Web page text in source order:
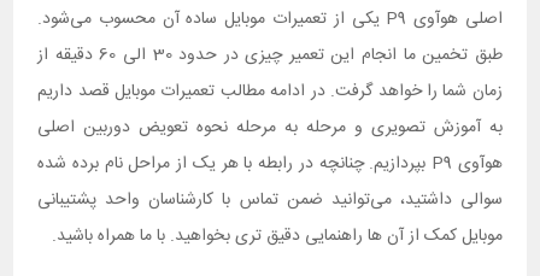
اصلی هوآوی P9 یکی از تعمیرات موبایل ساده آن محسوب می‌شود.
طبق تخمین ما انجام این تعمیر چیزی در حدود 30 الی 60 دقیقه از
زمان شما را خواهد گرفت. در ادامه مطالب تعمیرات موبایل قصد داریم
به آموزش تصویری و مرحله به مرحله نحوه تعویض دوربین اصلی
هوآوی P9 بپردازیم. چنانچه در رابطه با هر یک از مراحل نام برده شده
سوالی داشتید، می‌توانید ضمن تماس با کارشناسان واحد پشتیبانی
موبایل کمک از آن ها راهنمایی دقیق تری بخواهید. با ما همراه باشید.